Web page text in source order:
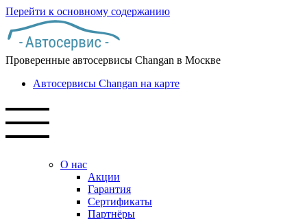
Перейти к основному содержанию
Проверенные автосервисы Changan в Москве
Автосервисы Changan на карте
О нас
Акции
Гарантия
Сертификаты
Партнёры